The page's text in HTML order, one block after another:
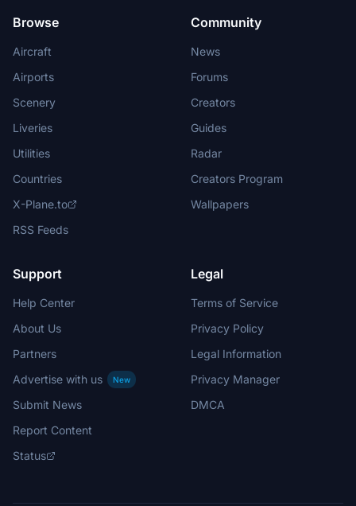
Browse
Aircraft
Airports
Scenery
Liveries
Utilities
Countries
X-Plane.to
RSS Feeds
Community
News
Forums
Creators
Guides
Radar
Creators Program
Wallpapers
Support
Help Center
About Us
Partners
Advertise with us
New
Submit News
Report Content
Status
Legal
Terms of Service
Privacy Policy
Legal Information
Privacy Manager
DMCA